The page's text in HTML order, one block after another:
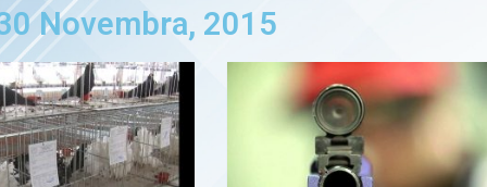
Novembra, 2015